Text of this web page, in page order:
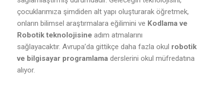
çocuklarımıza şimdiden alt yapı oluşturarak öğretmek,
onların bilimsel araştırmalara eğilimini ve Kodlama ve
Robotik teknolojisine adım atmalarını
sağlayacaktır. Avrupa’da gittikçe daha fazla okul robotik
ve bilgisayar programlama derslerini okul müfredatına
alıyor.